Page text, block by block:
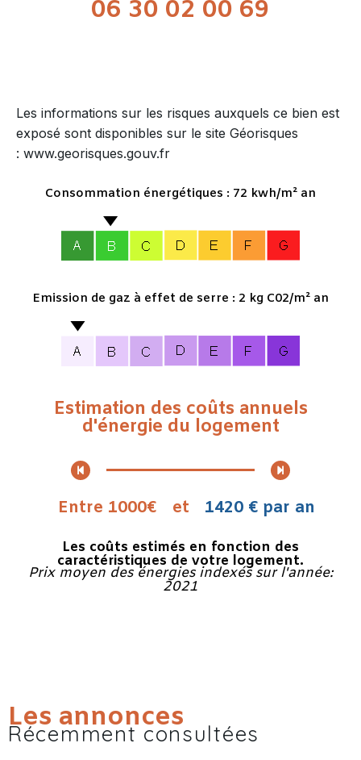
06 30 02 00 69
Les informations sur les risques auxquels ce bien est
exposé sont disponibles sur le site Géorisques
: www.georisques.gouv.fr
Consommation énergétiques : 72 kwh/m² an
Emission de gaz à effet de serre : 2 kg C02/m² an
Estimation des coûts annuels
d'énergie du logement
Entre 1000€ et 1420 € par an
Les coûts estimés en fonction des
caractéristiques de votre logement.
Prix moyen des énergies indexés sur l'année:
2021
Les annonces
Récemment consultées